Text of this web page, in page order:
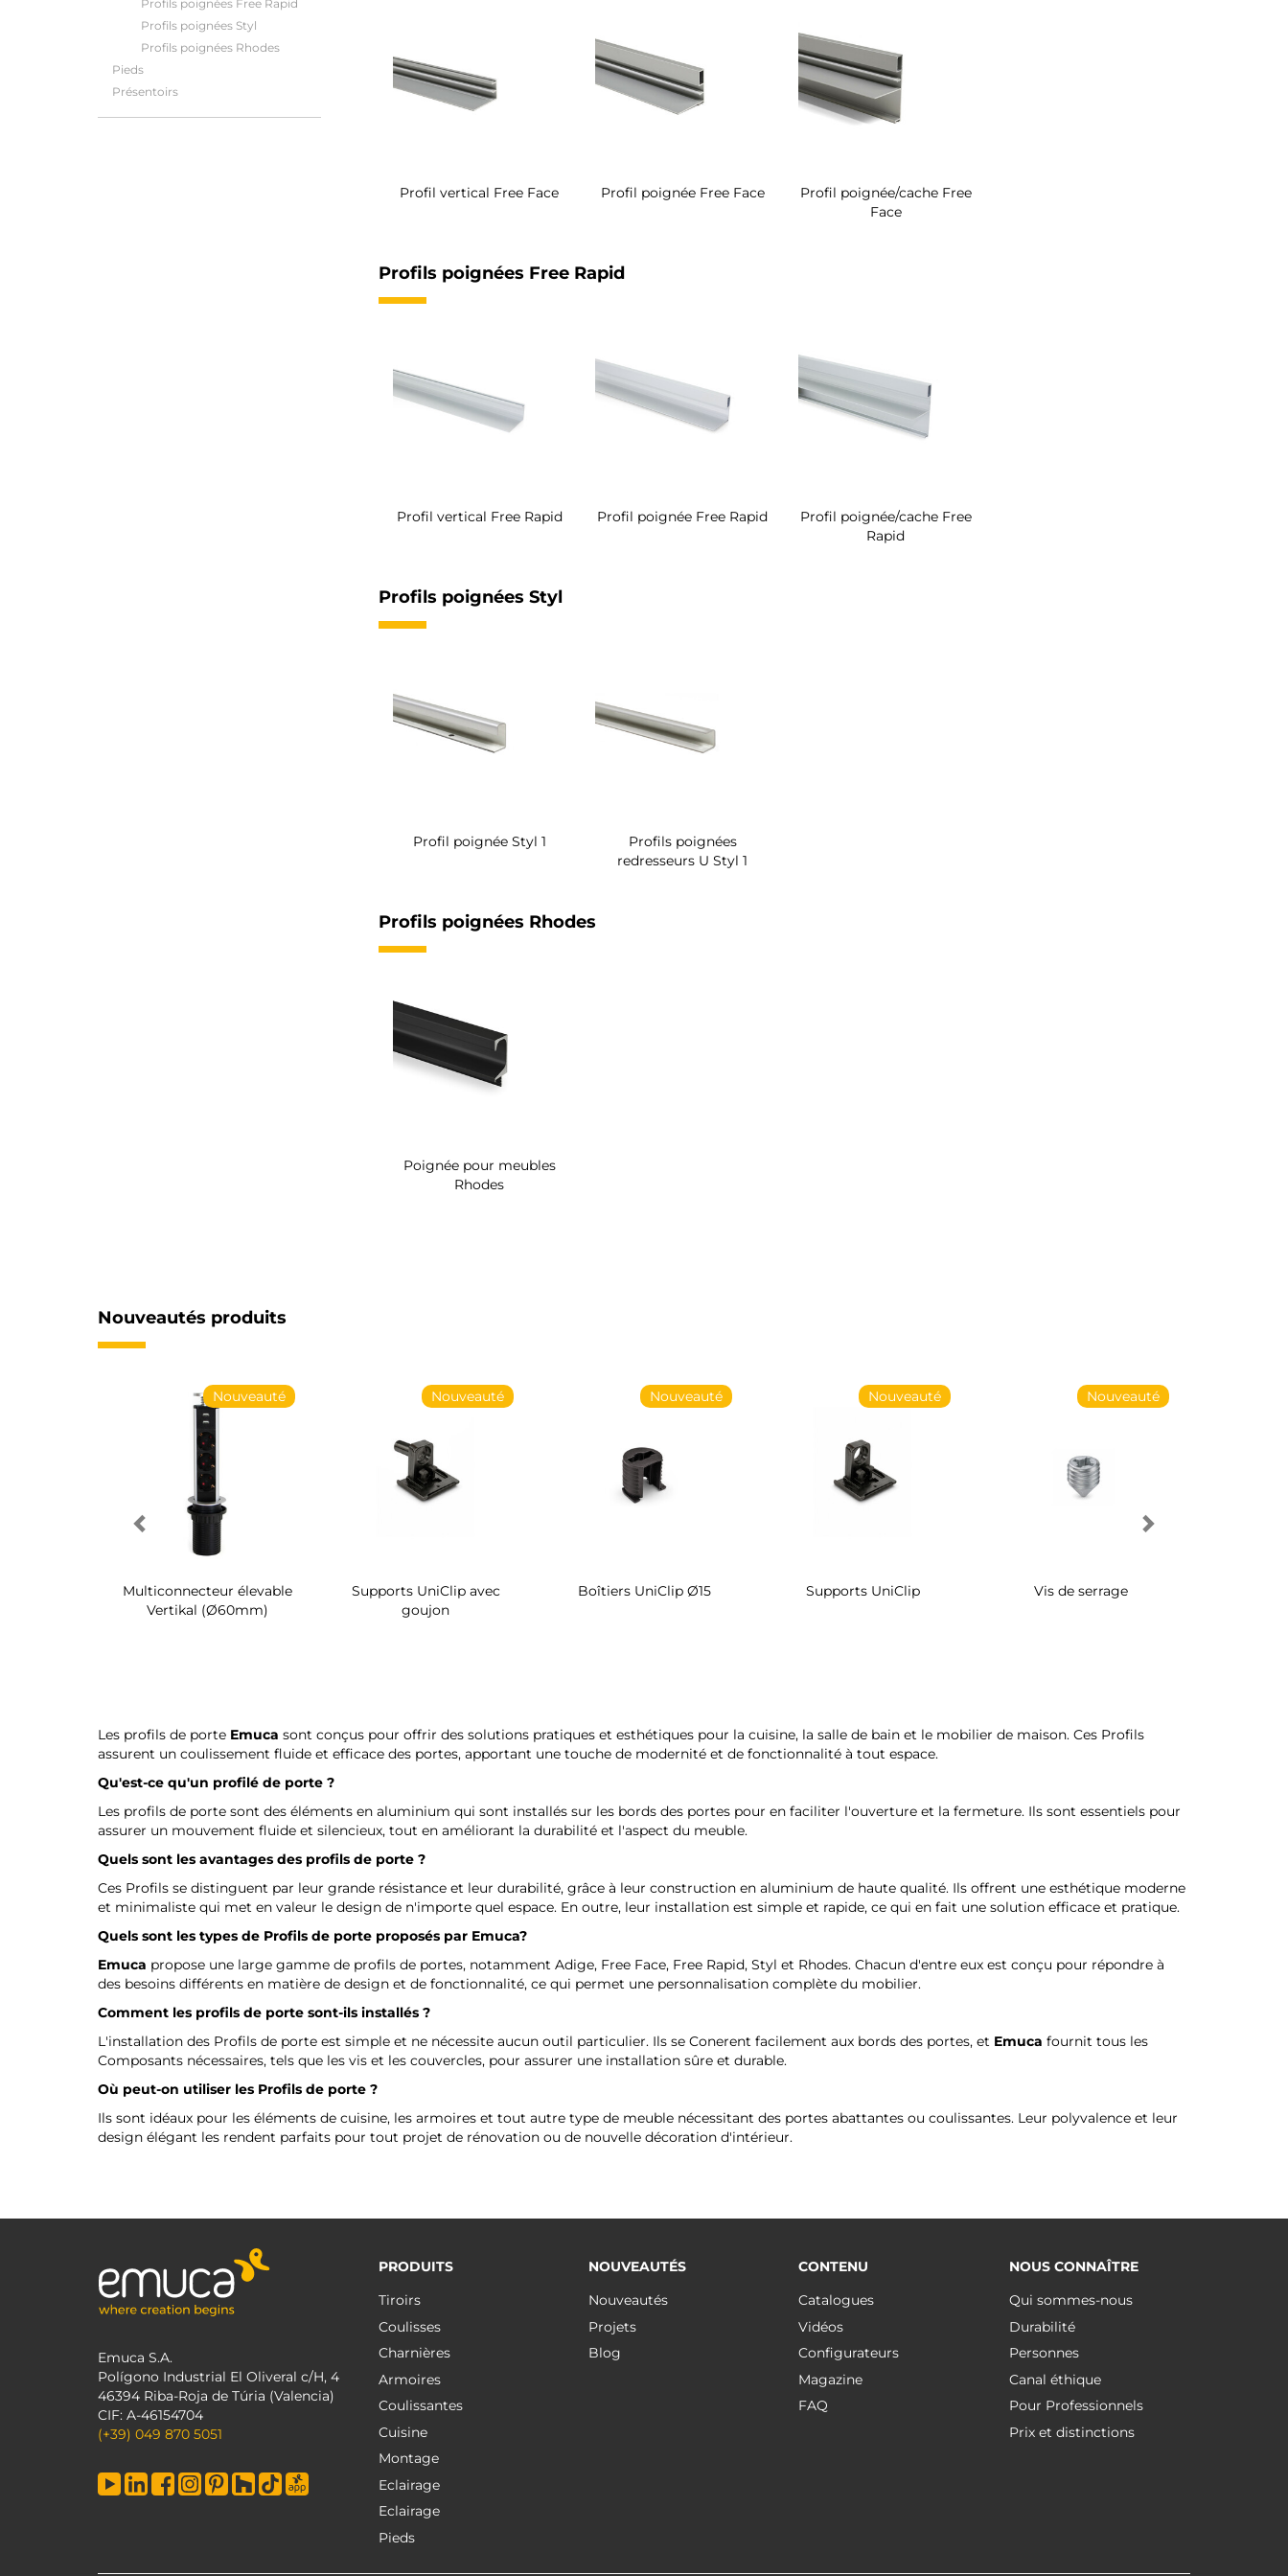
Profils poignées Free Rapid
Profils poignées Styl
Profils poignées Rhodes
Pieds
Présentoirs
Profil vertical Free Face Profil poignée Free Face
Profil poignée/cache Free
Face
Profils poignées Free Rapid
Profil vertical Free Rapid Profil poignée Free Rapid
Profil poignée/cache Free
Rapid
Profils poignées Styl
Profil poignée Styl 1
Profils poignées
redresseurs U Styl 1
Profils poignées Rhodes
Poignée pour meubles
Rhodes
Nouveautés produits
Nouveauté
Multiconnecteur élevable
Vertikal (Ø60mm)
Nouveauté
Supports UniClip avec
goujon
Nouveauté
Boîtiers UniClip Ø15
Nouveauté
Supports UniClip
Nouveauté
Vis de serrage
Les profils de porte Emuca sont conçus pour offrir des solutions pratiques et esthétiques pour la cuisine, la salle de bain et le mobilier de maison. Ces Profils
assurent un coulissement fluide et efficace des portes, apportant une touche de modernité et de fonctionnalité à tout espace.
Qu'est-ce qu'un profilé de porte ?
Les profils de porte sont des éléments en aluminium qui sont installés sur les bords des portes pour en faciliter l'ouverture et la fermeture. Ils sont essentiels pour
assurer un mouvement fluide et silencieux, tout en améliorant la durabilité et l'aspect du meuble.
Quels sont les avantages des profils de porte ?
Ces Profils se distinguent par leur grande résistance et leur durabilité, grâce à leur construction en aluminium de haute qualité. Ils offrent une esthétique moderne
et minimaliste qui met en valeur le design de n'importe quel espace. En outre, leur installation est simple et rapide, ce qui en fait une solution efficace et pratique.
Quels sont les types de Profils de porte proposés par Emuca?
Emuca propose une large gamme de profils de portes, notamment Adige, Free Face, Free Rapid, Styl et Rhodes. Chacun d'entre eux est conçu pour répondre à
des besoins différents en matière de design et de fonctionnalité, ce qui permet une personnalisation complète du mobilier.
Comment les profils de porte sont-ils installés ?
L'installation des Profils de porte est simple et ne nécessite aucun outil particulier. Ils se Conerent facilement aux bords des portes, et Emuca fournit tous les
Composants nécessaires, tels que les vis et les couvercles, pour assurer une installation sûre et durable.
Où peut-on utiliser les Profils de porte ?
Ils sont idéaux pour les éléments de cuisine, les armoires et tout autre type de meuble nécessitant des portes abattantes ou coulissantes. Leur polyvalence et leur
design élégant les rendent parfaits pour tout projet de rénovation ou de nouvelle décoration d'intérieur.
Emuca S.A.
Polígono Industrial El Oliveral c/H, 4
46394 Riba-Roja de Túria (Valencia)
CIF: A-46154704
(+39) 049 870 5051
PRODUITS
Tiroirs
Coulisses
Charnières
Armoires
Coulissantes
Cuisine
Montage
Eclairage
Eclairage
Pieds
NOUVEAUTÉS
Nouveautés
Projets
Blog
CONTENU
Catalogues
Vidéos
Configurateurs
Magazine
FAQ
NOUS CONNAÎTRE
Qui sommes-nous
Durabilité
Personnes
Canal éthique
Pour Professionnels
Prix et distinctions